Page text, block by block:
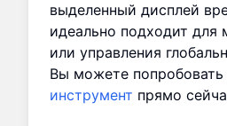
выделенный дисплей
идеально подходит для
или управления
Вы можете попробовать
инструмент прямо